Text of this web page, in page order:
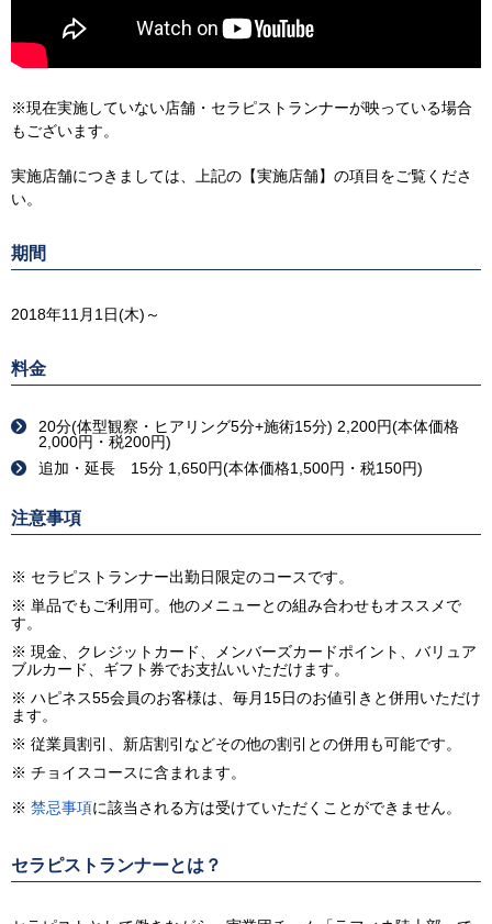
※現在実施していない店舗・セラピストランナーが映っている場合
もございます。
実施店舗につきましては、上記の【実施店舗】の項目をご覧くださ
い。
期間
2018年11月1日(木)～
料金
20分(体型観察・ヒアリング5分+施術15分) 2,200円(本体価格
2,000円・税200円)
追加・延長 15分 1,650円(本体価格1,500円・税150円)
注意事項
※ セラピストランナー出勤日限定のコースです。
※ 単品でもご利用可。他のメニューとの組み合わせもオススメで
す。
※ 現金、クレジットカード、メンバーズカードポイント、バリュア
ブルカード、ギフト券でお支払いいただけます。
※ ハピネス55会員のお客様は、毎月15日のお値引きと併用いただけ
ます。
※ 従業員割引、新店割引などその他の割引との併用も可能です。
※ チョイスコースに含まれます。
※ 禁忌事項に該当される方は受けていただくことができません。
セラピストランナーとは？